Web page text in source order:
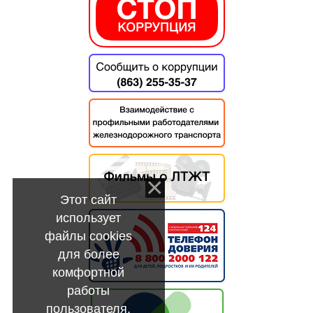
Этот сайт
использует
файлы cookies
для более
комфортной
работы
пользователя.